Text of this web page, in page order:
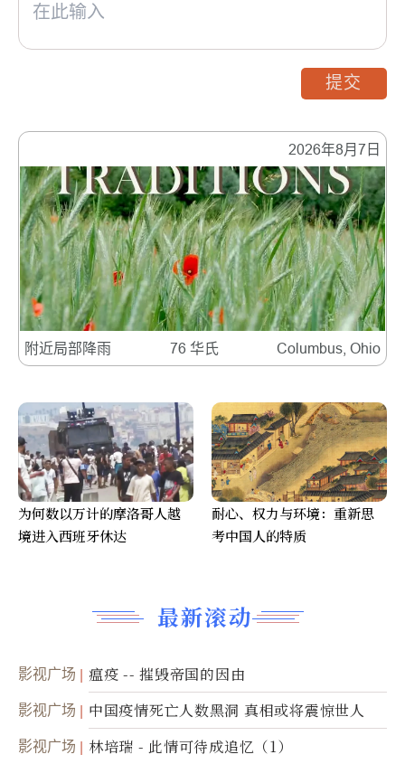
2026年8月7日
附近局部降雨 76 华氏 Columbus, Ohio
最新滚动
影视广场 瘟疫 -- 摧毁帝国的因由
影视广场 中国疫情死亡人数黑洞 真相或将震惊世人
影视广场 林培瑞 - 此情可待成追忆（1）
提交
为何数以万计的摩洛哥人越
境进入西班牙休达
耐心、权力与环境：重新思
考中国人的特质